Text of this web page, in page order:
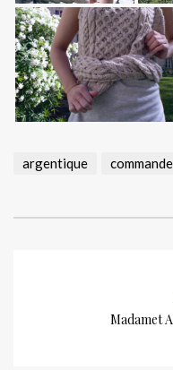
argentique commande
Madamet